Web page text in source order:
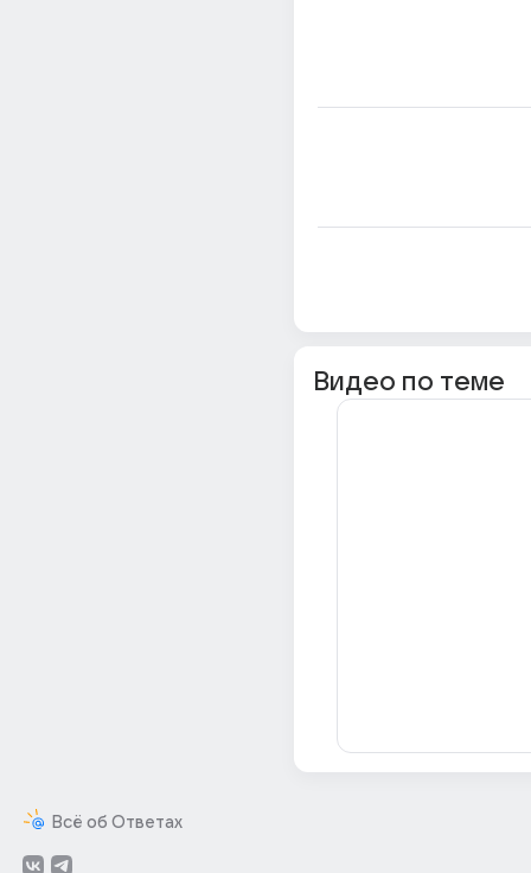
Всё об Ответах
Видео по теме